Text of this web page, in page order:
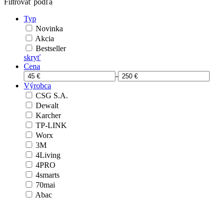
Filtrovať podľa
Typ
Novinka
Akcia
Bestseller
skryť
Cena
-
Výrobca
CSG S.A.
Dewalt
Karcher
TP-LINK
Worx
3M
4Living
4PRO
4smarts
70mai
Abac